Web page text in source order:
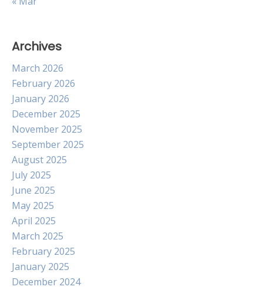
Archives
March 2026
February 2026
January 2026
December 2025
November 2025
September 2025
August 2025
July 2025
June 2025
May 2025
April 2025
March 2025
February 2025
January 2025
December 2024